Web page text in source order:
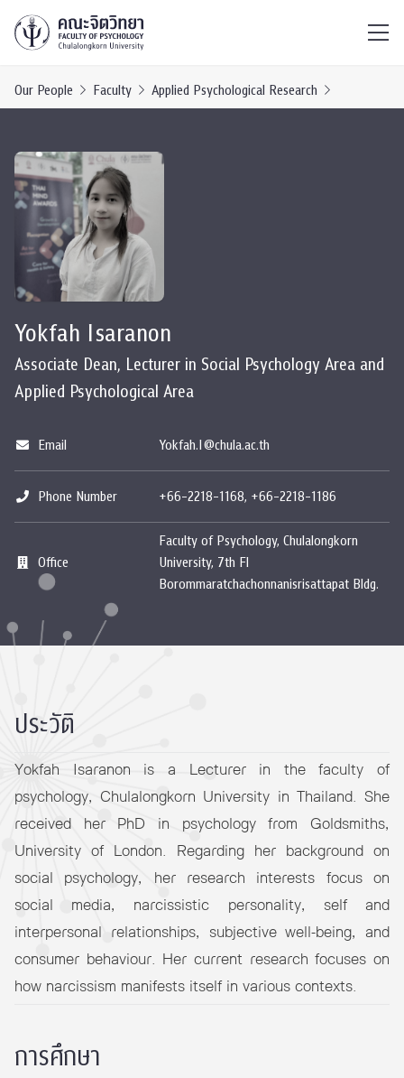
Our People Faculty Applied Psychological Research
Yokfah Isaranon
Associate Dean, Lecturer in Social Psychology Area and
Applied Psychological Area
Email Yokfah.I@chula.ac.th
Phone Number +66-2218-1168, +66-2218-1186
Office
Faculty of Psychology, Chulalongkorn
University, 7th Fl
Borommaratchachonnanisrisattapat Bldg.
ประวัติ
Yokfah Isaranon is a Lecturer in the faculty of
psychology, Chulalongkorn University in Thailand. She
received her PhD in psychology from Goldsmiths,
University of London. Regarding her background on
social psychology, her research interests focus on
social media, narcissistic personality, self and
interpersonal relationships, subjective well-being, and
consumer behaviour. Her current research focuses on
how narcissism manifests itself in various contexts.
การศึกษา